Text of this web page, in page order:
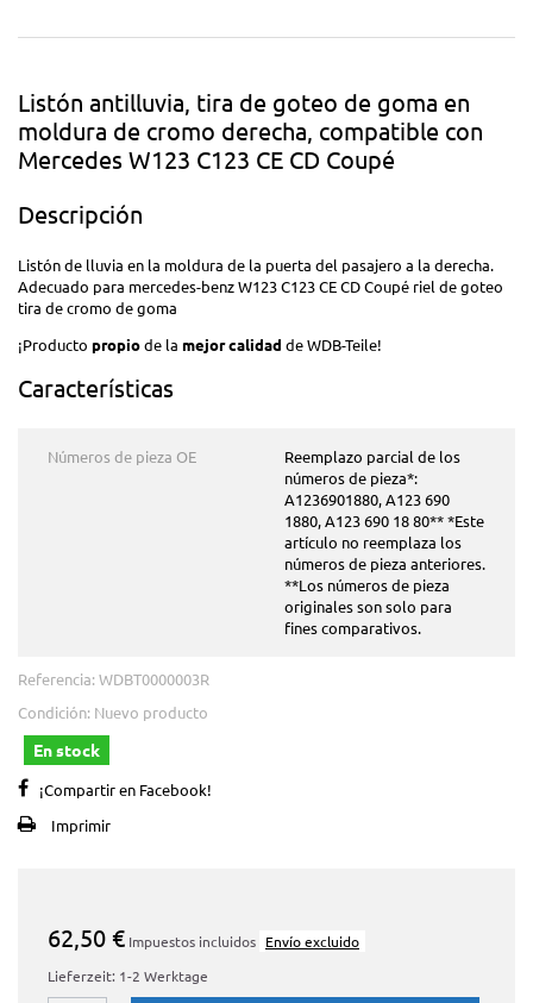
Listón antilluvia, tira de goteo de goma en
moldura de cromo derecha, compatible con
Mercedes W123 C123 CE CD Coupé
Descripción
Listón de lluvia en la moldura de la puerta del pasajero a la derecha.
Adecuado para mercedes-benz W123 C123 CE CD Coupé riel de goteo
tira de cromo de goma
¡Producto propiode la mejor calidad de WDB-Teile!
Características
Números de pieza OE
Reemplazo parcial de los
números de pieza*:
A1236901880, A123 690
1880, A123 690 18 80** *Este
artículo no reemplaza los
números de pieza anteriores.
**Los números de pieza
originales son solo para
fines comparativos.
Referencia: WDBT0000003R
Condición: Nuevo producto
En stock
¡Compartir en Facebook!
Imprimir
62,50 € Impuestos incluidos Envío excluido
Lieferzeit: 1-2 Werktage